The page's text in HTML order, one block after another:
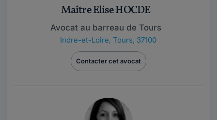
Maître Elise HOCDE
Avocat au barreau de Tours
Indre-et-Loire, Tours, 37100
Contacter cet avocat